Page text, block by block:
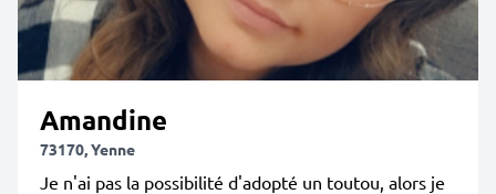
Amandine
73170, Yenne
Je n'ai pas la possibilité d'adopté un toutou, alors je